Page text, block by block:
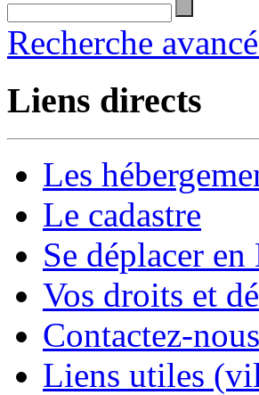
Recherche
Liens directs
Les
Le cadastre
Se déplacer
Vos droits et
Contactez-nous
Liens utiles